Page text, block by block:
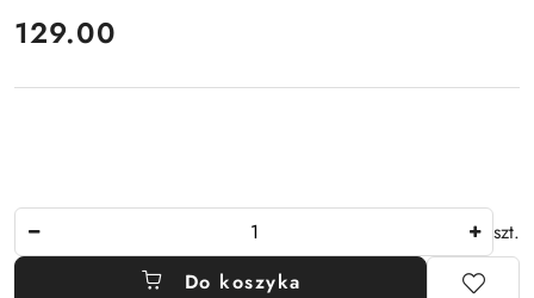
cena:
129.00
szt.
Do koszyka